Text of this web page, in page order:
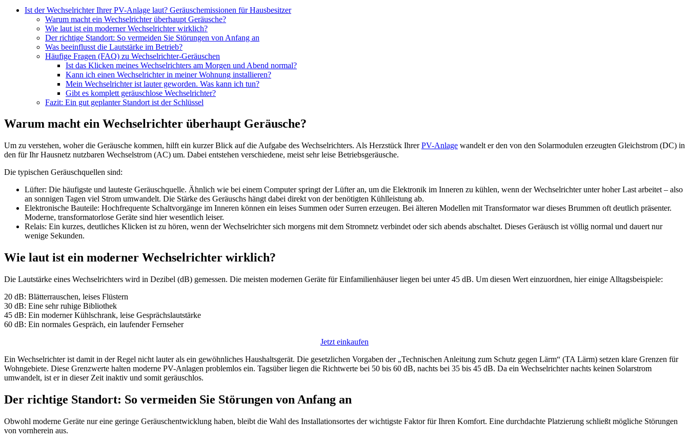
Ist der Wechselrichter Ihrer PV-Anlage laut? Geräuschemissionen für Hausbesitzer
Warum macht ein Wechselrichter überhaupt Geräusche?
Wie laut ist ein moderner Wechselrichter wirklich?
Der richtige Standort: So vermeiden Sie Störungen von Anfang an
Was beeinflusst die Lautstärke im Betrieb?
Häufige Fragen (FAQ) zu Wechselrichter-Geräuschen
Ist das Klicken meines Wechselrichters am Morgen und Abend normal?
Kann ich einen Wechselrichter in meiner Wohnung installieren?
Mein Wechselrichter ist lauter geworden. Was kann ich tun?
Gibt es komplett geräuschlose Wechselrichter?
Fazit: Ein gut geplanter Standort ist der Schlüssel
Warum macht ein Wechselrichter überhaupt Geräusche?
Um zu verstehen, woher die Geräusche kommen, hilft ein kurzer Blick auf die Aufgabe des Wechselrichters. Als Herzstück IhrerPV-Anlage wandelt er den von den Solarmodulen erzeugten Gleichstrom (DC) in
den für Ihr Hausnetz nutzbaren Wechselstrom (AC) um. Dabei entstehen verschiedene, meist sehr leise Betriebsgeräusche.
Die typischen Geräuschquellen sind:
Lüfter: Die häufigste und lauteste Geräuschquelle. Ähnlich wie bei einem Computer springt der Lüfter an, um die Elektronik im Inneren zu kühlen, wenn der Wechselrichter unter hoher Last arbeitet – also
an sonnigen Tagen viel Strom umwandelt. Die Stärke des Geräuschs hängt dabei direkt von der benötigten Kühlleistung ab.
Elektronische Bauteile: Hochfrequente Schaltvorgänge im Inneren können ein leises Summen oder Surren erzeugen. Bei älteren Modellen mit Transformator war dieses Brummen oft deutlich präsenter.
Moderne, transformatorlose Geräte sind hier wesentlich leiser.
Relais: Ein kurzes, deutliches Klicken ist zu hören, wenn der Wechselrichter sich morgens mit dem Stromnetz verbindet oder sich abends abschaltet. Dieses Geräusch ist völlig normal und dauert nur
wenige Sekunden.
Wie laut ist ein moderner Wechselrichter wirklich?
Die Lautstärke eines Wechselrichters wird in Dezibel (dB) gemessen. Die meisten modernen Geräte für Einfamilienhäuser liegen bei unter 45 dB. Um diesen Wert einzuordnen, hier einige Alltagsbeispiele:
20 dB: Blätterrauschen, leises Flüstern
30 dB: Eine sehr ruhige Bibliothek
45 dB: Ein moderner Kühlschrank, leise Gesprächslautstärke
60 dB: Ein normales Gespräch, ein laufender Fernseher
Jetzt einkaufen
Ein Wechselrichter ist damit in der Regel nicht lauter als ein gewöhnliches Haushaltsgerät. Die gesetzlichen Vorgaben der „Technischen Anleitung zum Schutz gegen Lärm“ (TA Lärm) setzen klare Grenzen für
Wohngebiete. Diese Grenzwerte halten moderne PV-Anlagen problemlos ein. Tagsüber liegen die Richtwerte bei 50 bis 60 dB, nachts bei 35 bis 45 dB. Da ein Wechselrichter nachts keinen Solarstrom
umwandelt, ist er in dieser Zeit inaktiv und somit geräuschlos.
Der richtige Standort: So vermeiden Sie Störungen von Anfang an
Obwohl moderne Geräte nur eine geringe Geräuschentwicklung haben, bleibt die Wahl des Installationsortes der wichtigste Faktor für Ihren Komfort. Eine durchdachte Platzierung schließt mögliche Störungen
von vornherein aus.